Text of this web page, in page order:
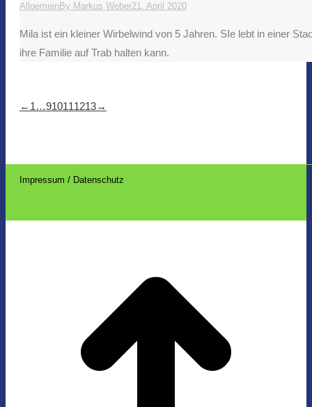
AllgemeinBy Markus Weber21. April 2020
Mila ist ein kleiner Wirbelwind von 5 Jahren. SIe lebt in einer
ihre Familie auf Trab halten kann.
← 1…910111213→
Impressum / Datenschutz